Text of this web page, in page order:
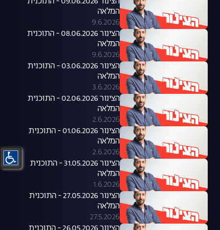
המלאה
9.6.2026
הצינור 08.06.2026 - התוכנית
המלאה
9.6.2026
הצינור 03.06.2026 - התוכנית
המלאה
3.6.2026
הצינור 02.06.2026 - התוכנית
המלאה
2.6.2026
הצינור 01.06.2026 - התוכנית
המלאה
2.6.2026
הצינור 31.05.2026 - התוכנית
המלאה
1.6.2026
הצינור 27.05.2026 - התוכנית
המלאה
27.5.2026